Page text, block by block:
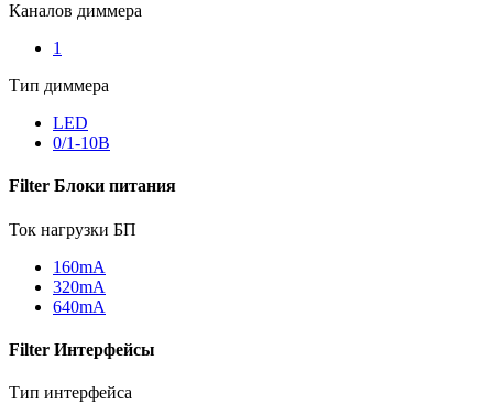
Каналов диммера
1
Тип диммера
LED
0/1-10В
Filter Блоки питания
Ток нагрузки БП
160mА
320mА
640mА
Filter Интерфейсы
Тип интерфейса